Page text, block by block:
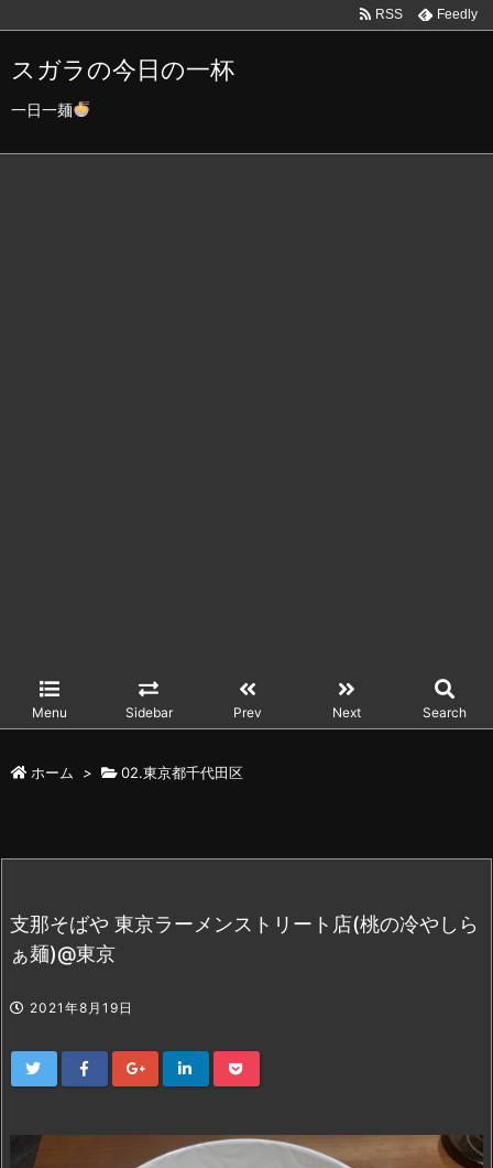
スガラの今日の一杯
一日一麺
Menu Sidebar Prev Next Search
RSS Feedly
ホーム > 02.東京都千代田区
支那そばや 東京ラーメンストリート店(桃の冷やしら
ぁ麺)@東京
2021年8月19日